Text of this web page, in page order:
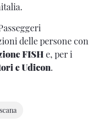
delle persone con
FISHe, per i
e Udicon.